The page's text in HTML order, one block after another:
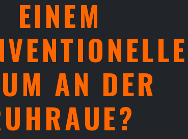
EINEM
AN DER